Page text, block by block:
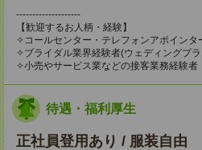
--------------------
【歓迎するお人柄・経験】
✧コールセンター・テレフォンアポインタ
✧ブライダル業界経験者(ウェディングプ
✧小売やサービス業などの接客業務経験者
待遇・福利厚生
正社員登用あり / 服装自由